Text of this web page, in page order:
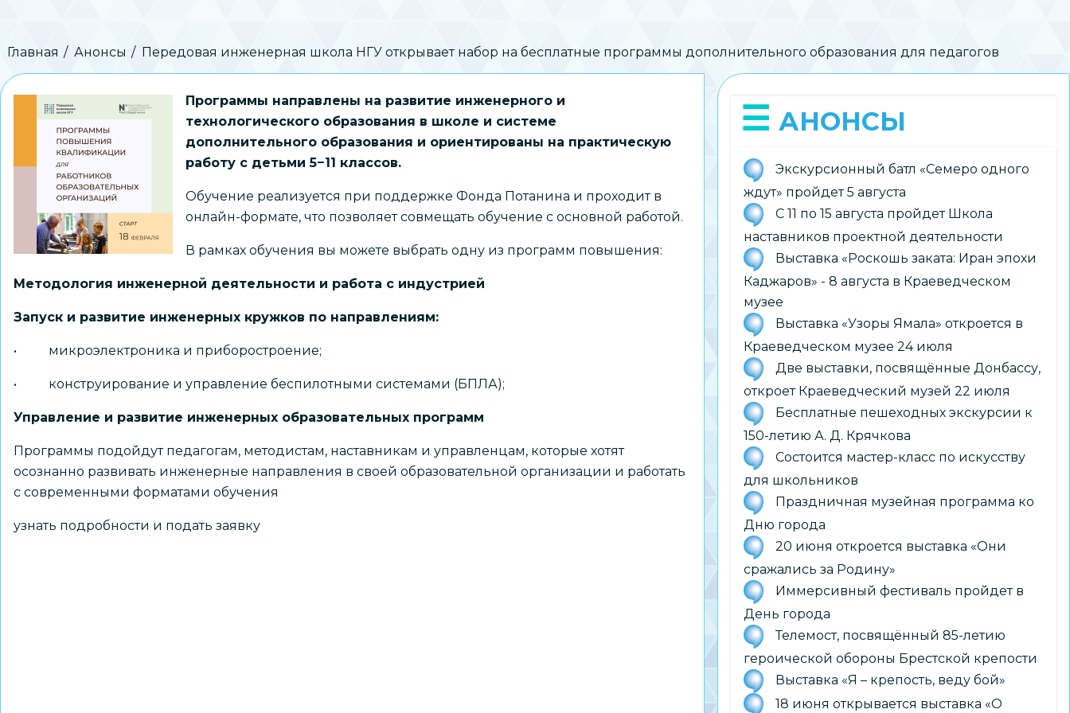
Строка
навигации
Главная Анонсы Передовая инженерная школа НГУ открывает набор на бесплатные программы дополнительного образования для педагогов
Программы направлены на развитие инженерного и
технологического образования в школе и системе
дополнительного образования и ориентированы на практическую
работу с детьми 5−11 классов.
Обучение реализуется при поддержке Фонда Потанина и проходит в
онлайн-формате, что позволяет совмещать обучение с основной работой.
В рамках обучения вы можете выбрать одну из программ повышения:
Методология инженерной деятельности и работа с индустрией
Запуск и развитие инженерных кружков по направлениям:
• микроэлектроника и приборостроение;
• конструирование и управление беспилотными системами (БПЛА);
Управление и развитие инженерных образовательных программ
Программы подойдут педагогам, методистам, наставникам и управленцам, которые хотят
осознанно развивать инженерные направления в своей образовательной организации и работать
с современными форматами обучения
узнать подробности и подать заявку
АНОНСЫ
Экскурсионный батл «Семеро одного
ждут» пройдет 5 августа
С 11 по 15 августа пройдет Школа
наставников проектной деятельности
Выставка «Роскошь заката: Иран эпохи
Каджаров» - 8 августа в Краеведческом
музее
Выставка «Узоры Ямала» откроется в
Краеведческом музее 24 июля
Две выставки, посвящённые Донбассу,
откроет Краеведческий музей 22 июля
Бесплатные пешеходных экскурсии к
150-летию А. Д. Крячкова
Состоится мастер-класс по искусству
для школьников
Праздничная музейная программа ко
Дню города
20 июня откроется выставка «Они
сражались за Родину»
Иммерсивный фестиваль пройдет в
День города
Телемост, посвящённый 85-летию
героической обороны Брестской крепости
Выставка «Я – крепость, веду бой»
18 июня открывается выставка «О